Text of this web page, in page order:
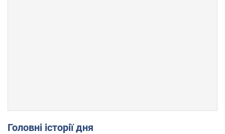
Головні історії дня